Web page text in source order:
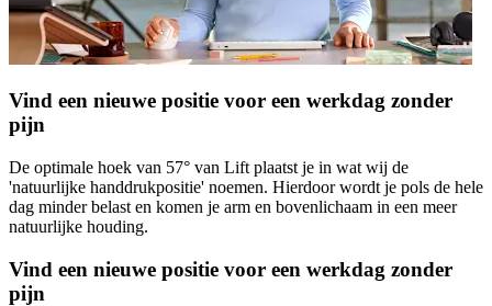
Vind een nieuwe positie voor een werkdag zonder
pijn
De optimale hoek van 57° van Lift plaatst je in wat wij de
'natuurlijke handdrukpositie' noemen. Hierdoor wordt je pols de hele
dag minder belast en komen je arm en bovenlichaam in een meer
natuurlijke houding.
Vind een nieuwe positie voor een werkdag zonder
pijn